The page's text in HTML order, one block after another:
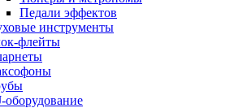
Педали эффектов
инструменты
флейты
оборудование